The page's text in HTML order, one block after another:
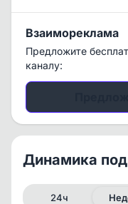
Взаимореклама
Предложите
каналу:
Динамика
24ч